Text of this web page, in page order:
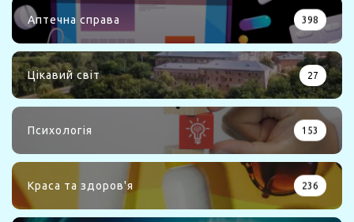
Аптечна справа 398
Цікавий світ 27
Психологія 153
Краса та здоров'я 236